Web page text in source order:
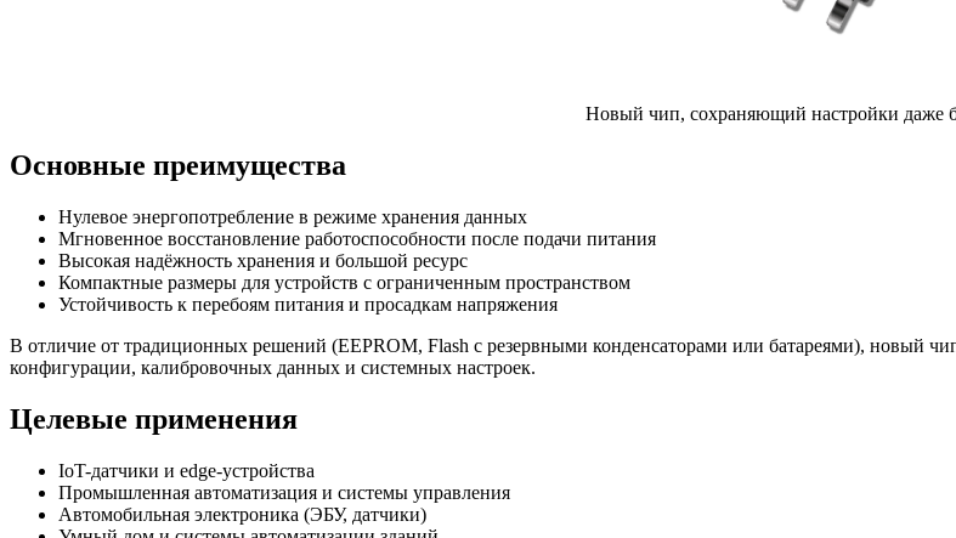
Новый чип, сохраняющий настройки даже
Основные преимущества
Нулевое энергопотребление в режиме хранения данных
Мгновенное восстановление работоспособности после подачи питания
Высокая надёжность хранения и большой ресурс
Компактные размеры для устройств с ограниченным пространством
Устойчивость к перебоям питания и просадкам напряжения
В отличие от традиционных решений (EEPROM, Flash с резервными конденсаторами или батареями), новый
конфигурации, калибровочных данных и системных настроек.
Целевые применения
IoT-датчики и edge-устройства
Промышленная автоматизация и системы управления
Автомобильная электроника (ЭБУ, датчики)